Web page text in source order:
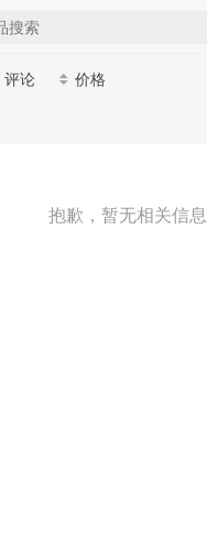
评论
价格
抱歉，暂无相关信息